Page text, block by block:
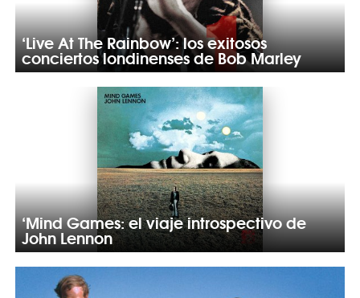
‘Live At The Rainbow’: los exitosos
conciertos londinenses de Bob Marley
‘Mind Games: el viaje introspectivo de
John Lennon